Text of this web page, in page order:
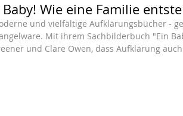
Baby! Wie eine Familie
und vielfältige Aufklärungsbücher -
Mit ihrem Sachbilderbuch "Ein
und Clare Owen, dass Aufklärung